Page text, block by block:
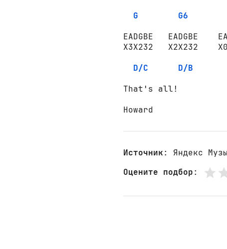
G
G6
EADGBE   EADGBE
X3X232   X2X232
D/C
D/B
That's all!
Howard
Источник: Яндекс
Оцените подбор: